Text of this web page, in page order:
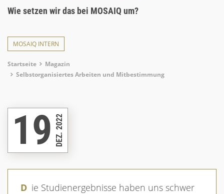
Wie setzen wir das bei MOSAIQ um?
MOSAIQ INTERN
Breadcrumb
Startseite
Magazin
Selbstorganisiertes Arbeiten und Mitbestimmung
19DEZ. 2022
Die Studienergebnisse haben uns schwer